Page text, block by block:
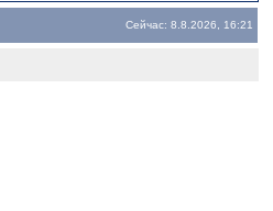
Сейчас: 8.8.2026, 16:21